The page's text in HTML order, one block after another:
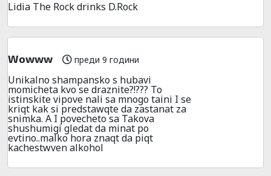
Lidia The Rock drinks D.Rock
Wowww преди 9 години
Unikalno shampansko s hubavi
momicheta kvo se draznite?!??? To
istinskite vipove nali sa mnogo taini I se
kriqt kak si predstawqte da zastanat za
snimka. A I povecheto sa Takova
shushumigi gledat da minat po
evtino..malko hora znaqt da piqt
kachestwven alkohol